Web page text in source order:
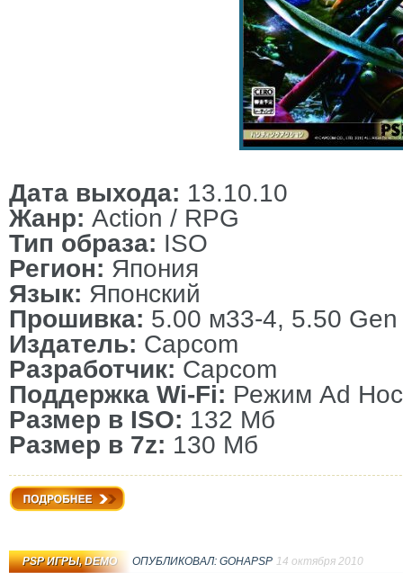
Дата выхода: 13.10.10
Жанр: Action / RPG
Тип образа: ISO
Регион: Япония
Язык: Японский
Прошивка: 5.00 м33-4, 5.50 Gen
Издатель: Capcom
Разработчик: Capcom
Поддержка Wi-Fi: Режим Ad
Размер в ISO: 132 Мб
Размер в 7z: 130 Мб
PSP ИГРЫ,DEMO ОПУБЛИКОВАЛ: GOHAPSP 14 октября 2010